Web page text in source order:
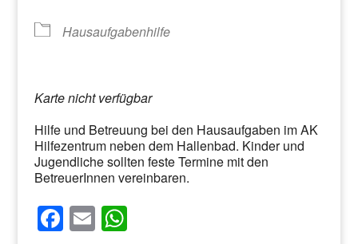
Hausaufgabenhilfe
Karte nicht verfügbar
Hilfe und Betreuung bei den Hausaufgaben im AK
Hilfezentrum neben dem Hallenbad. Kinder und
Jugendliche sollten feste Termine mit den
BetreuerInnen vereinbaren.
F E W